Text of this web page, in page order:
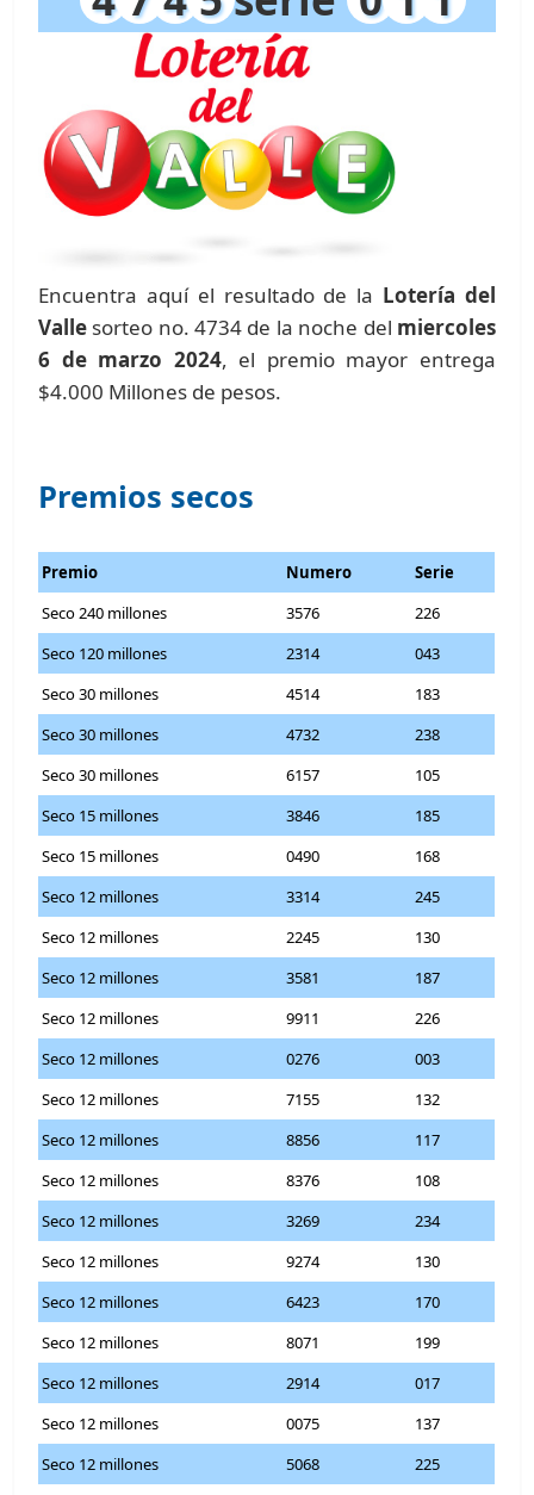
Encuentra aquí el resultado de la Lotería del
Valle sorteo no. 4734 de la noche del miercoles
6 de marzo 2024, el premio mayor entrega
$4.000 Millones de pesos.
Premios secos
Premio Numero
Serie
Seco 240 millones
3576
226
Seco 120 millones
2314
043
Seco 30 millones
4514
183
Seco 30 millones
4732
238
Seco 30 millones
6157
105
Seco 15 millones
3846
185
Seco 15 millones
0490
168
Seco 12 millones
3314
245
Seco 12 millones
2245
130
Seco 12 millones
3581
187
Seco 12 millones
9911
226
Seco 12 millones
0276
003
Seco 12 millones
7155
132
Seco 12 millones
8856
117
Seco 12 millones
8376
108
Seco 12 millones
3269
234
Seco 12 millones
9274
130
Seco 12 millones
6423
170
Seco 12 millones
8071
199
Seco 12 millones
2914
017
Seco 12 millones
0075
137
Seco 12 millones
5068
225